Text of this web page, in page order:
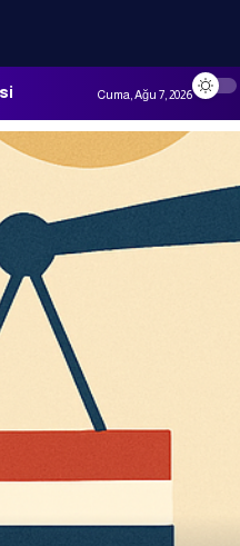
Cuma, Ağu 7, 2026